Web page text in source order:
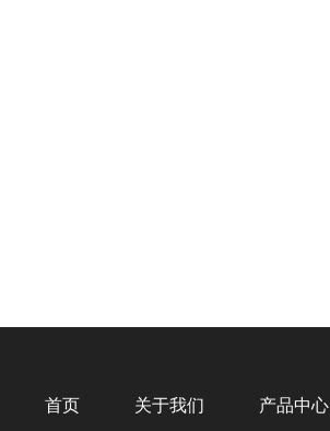
首页 关于我们 产品中心